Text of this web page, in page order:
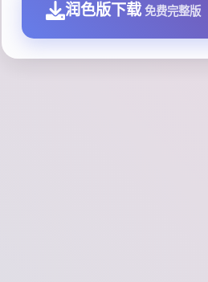
润色版下载 免费完整版